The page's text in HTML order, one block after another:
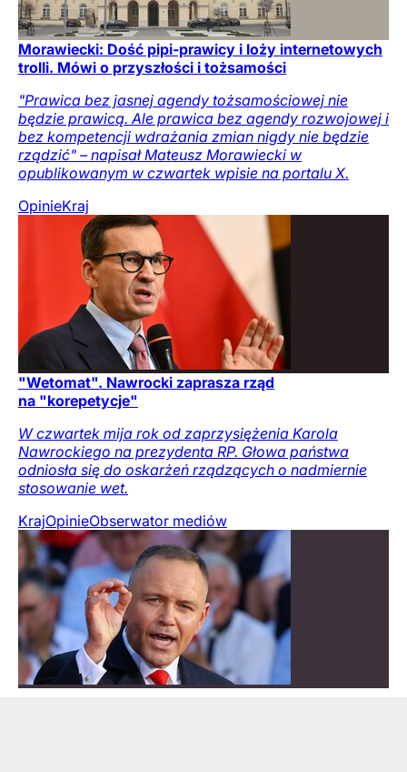
Morawiecki: Dość pipi-prawicy i loży internetowych
trolli. Mówi o przyszłości i tożsamości
"Prawica bez jasnej agendy tożsamościowej nie
będzie prawicą. Ale prawica bez agendy rozwojowej i
bez kompetencji wdrażania zmian nigdy nie będzie
rządzić" – napisał Mateusz Morawiecki w
opublikowanym w czwartek wpisie na portalu X.
OpinieKraj
"Wetomat". Nawrocki zaprasza rząd
na "korepetycje"
W czwartek mija rok od zaprzysiężenia Karola
Nawrockiego na prezydenta RP. Głowa państwa
odniosła się do oskarżeń rządzących o nadmiernie
stosowanie wet.
KrajOpinieObserwator mediów